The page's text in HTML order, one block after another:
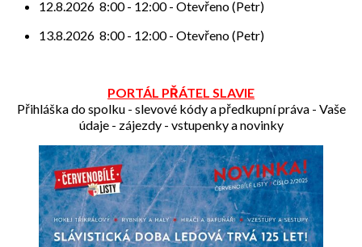
12.8.2026 8:00- 12:00- Otevřeno (Petr)
13.8.2026 8:00- 12:00- Otevřeno (Petr)
PORTÁL PŘÁTEL SLAVIE
Přihláška do spolku - slevové kódy a předkupní práva - Vaše
údaje - zájezdy - vstupenky a novinky